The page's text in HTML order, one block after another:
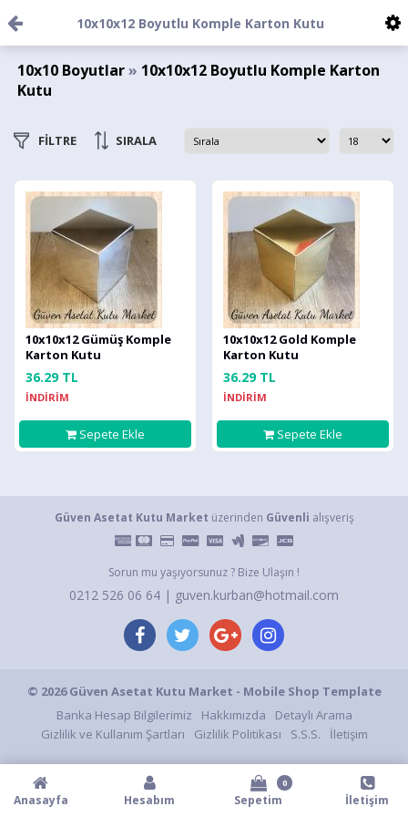
10x10x12 Boyutlu Komple Karton Kutu
10x10 Boyutlar» 10x10x12 Boyutlu Komple Karton
Kutu
FİLTRE SIRALA
10x10x12 Gümüş Komple
Karton Kutu
36.29 TL
İNDİRİM
Sepete Ekle
10x10x12 Gold Komple
Karton Kutu
36.29 TL
İNDİRİM
Sepete Ekle
Güven Asetat Kutu Market üzerinden Güvenli alışveriş
Sorun mu yaşıyorsunuz ? Bize Ulaşın !
0212 526 06 64 | guven.kurban@hotmail.com
© 2026 Güven Asetat Kutu Market - Mobile Shop Template
Banka Hesap Bilgilerimiz
Hakkımızda
Detaylı Arama
Gizlilik ve Kullanım Şartları
Gizlilik Politikası S.S.S. İletişim
Anasayfa Hesabım Sepetim
0
İletişim